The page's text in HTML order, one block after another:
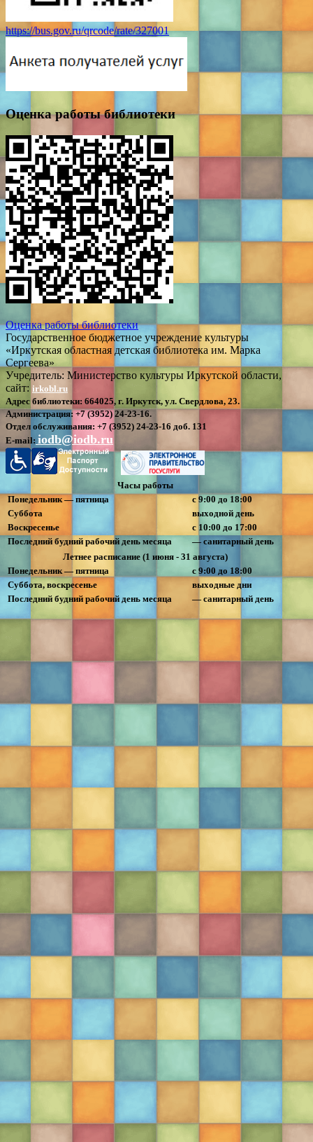
https://bus.gov.ru/qrcode/rate/327001
Оценка работы библиотеки
Оценка работы библиотеки
Государственное бюджетное учреждение культуры
«Иркутская областная детская библиотека им. Марка
Сергеева»
Учредитель: Министерство культуры Иркутской области,
сайт: irkobl.ru
Адрес библиотеки: 664025, г. Иркутск, ул. Свердлова, 23.
Администрация:+7 (3952) 24-23-16.
Отдел обслуживания: +7 (3952) 24-23-16 доб. 131
E-mail: iodb@iodb.ru
Часы работы
Понедельник — пятница
с 9:00 до 18:00
Суббота
выходной день
Воскресенье
с 10:00 до 17:00
Последний будний рабочий день месяца
— санитарный день
Летнее расписание (1 июня - 31 августа)
Понедельник — пятница
с 9:00 до 18:00
Суббота, воскресенье
выходные дни
Последний будний рабочий день месяца
— санитарный день